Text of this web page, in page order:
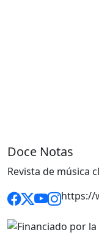
Doce Notas
Revista de música
https://